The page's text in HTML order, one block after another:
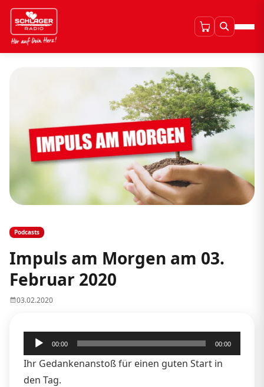
Podcasts
Impuls am Morgen am 03.
Februar 2020
03.02.2020
Audio-
Player
00:00 00:00
Ihr Gedankenanstoß für einen guten Start in
den Tag.